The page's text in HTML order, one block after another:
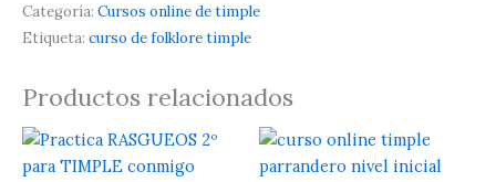
Categoría: Cursos online de timple
Etiqueta: curso de folklore timple
Productos relacionados